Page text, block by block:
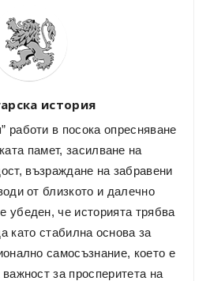
история
работи в посока опресняване
памет, засилване на
възраждане на забравени
от близкото и далечно
убеден, че историята трябва
като стабилна основа за
самосъзнание, което е
за просперитета на